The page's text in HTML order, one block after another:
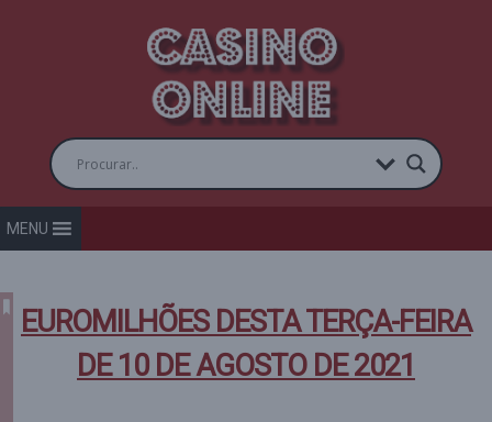
MENU
EUROMILHÕES DESTA TERÇA-FEIRA
DE 10 DE AGOSTO DE 2021